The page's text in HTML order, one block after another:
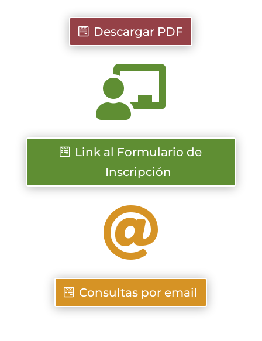
Descargar PDF

Link al Formulario de
Inscripción

Consultas por email